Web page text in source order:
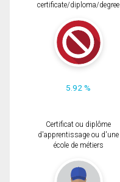
certificate/diploma/degree
5.92 %
Certificat ou diplôme
d'apprentissage ou d'une
école de métiers